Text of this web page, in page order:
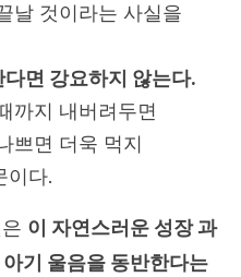
날 것이라는 사실을
면 강요하지 않는다.
까지 내버려두면
쁘면 더욱 먹지
이다.
이 자연스러운 성장 과
기 울음을 동반한다는